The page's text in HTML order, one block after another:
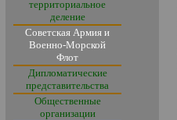
территориальное
деление
Советская Армия и
Военно-Морской
Флот
Дипломатические
представительства
Общественные
организации